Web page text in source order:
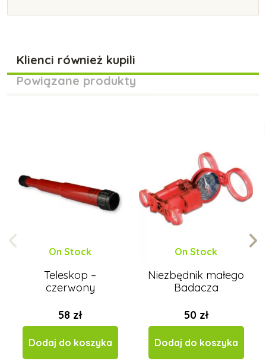
Klienci również kupili
Powiązane produkty
On Stock
Teleskop –
czerwony
58 zł
Dodaj do koszyka
On Stock
Niezbędnik małego
Badacza
50 zł
Dodaj do koszyka